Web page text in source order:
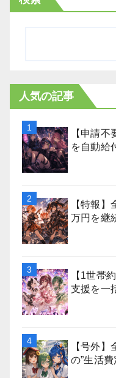
人気の記事
【申請
を自動給
【特報
万円を継
【1世帯
支援を一
【号外
の”生活費